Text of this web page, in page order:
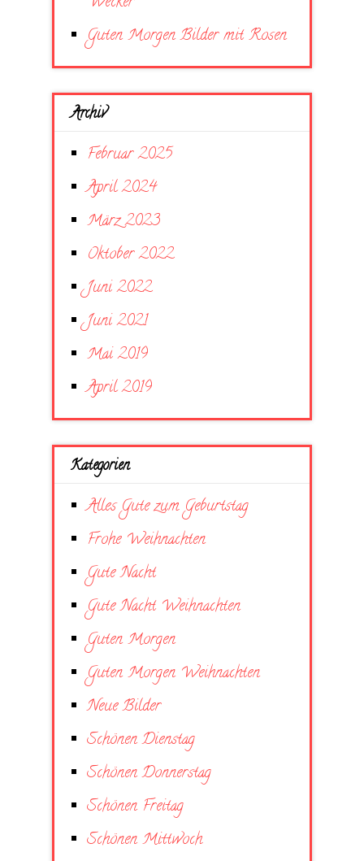
Guten Morgen Bilder mit Rosen
Archiv
Februar 2025
April 2024
März 2023
Oktober 2022
Juni 2022
Juni 2021
Mai 2019
April 2019
Kategorien
Alles Gute zum Geburtstag
Frohe Weihnachten
Gute Nacht
Gute Nacht Weihnachten
Guten Morgen
Guten Morgen Weihnachten
Neue Bilder
Schönen Dienstag
Schönen Donnerstag
Schönen Freitag
Schönen Mittwoch